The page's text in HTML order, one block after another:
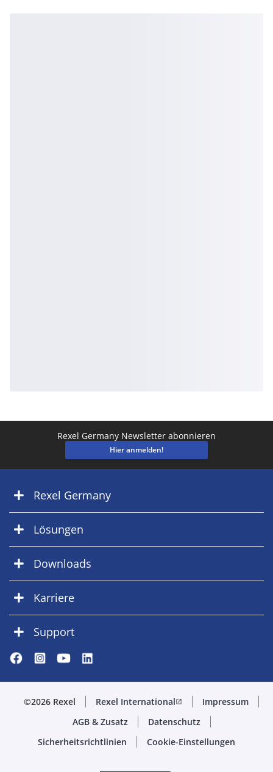
Rexel Germany Newsletter abonnieren
Hier anmelden!
Rexel Germany
Lösungen
Downloads
Karriere
Support
©2026 Rexel Rexel Internationalopen_in_new
Impressum
AGB & Zusatz
Datenschutz
Sicherheitsrichtlinien
Cookie-Einstellungen